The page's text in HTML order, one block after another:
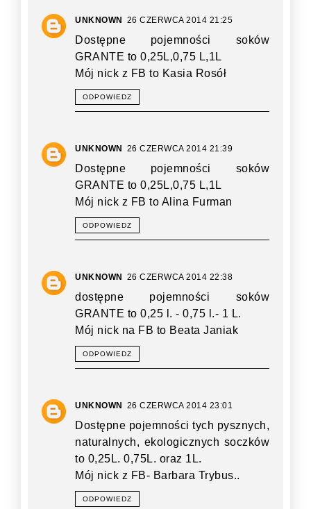
UNKNOWN 26 CZERWCA 2014 21:25
Dostępne pojemności soków
GRANTE to 0,25L,0,75 L,1L
Mój nick z FB to Kasia Rosół
ODPOWIEDZ
UNKNOWN 26 CZERWCA 2014 21:39
Dostępne pojemności soków
GRANTE to 0,25L,0,75 L,1L
Mój nick z FB to Alina Furman
ODPOWIEDZ
UNKNOWN 26 CZERWCA 2014 22:38
dostępne pojemności soków
GRANTE to 0,25 l. - 0,75 l.- 1 L.
Mój nick na FB to Beata Janiak
ODPOWIEDZ
UNKNOWN 26 CZERWCA 2014 23:01
Dostępne pojemności tych pysznych,
naturalnych, ekologicznych soczków
to 0,25L. 0,75L. oraz 1L.
Mój nick z FB- Barbara Trybus..
ODPOWIEDZ